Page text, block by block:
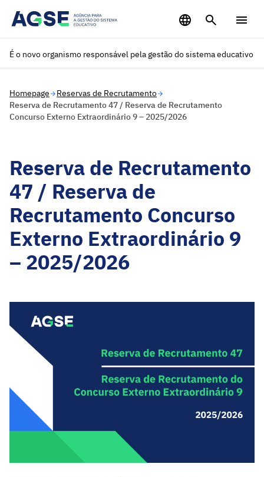
É o novo organismo responsável pela gestão do sistema educativo
Homepage
Reservas de Recrutamento
Reserva de Recrutamento 47 / Reserva de Recrutamento
Concurso Externo Extraordinário 9 – 2025/2026
Reserva de Recrutamento
47 / Reserva de
Recrutamento Concurso
Externo Extraordinário 9
– 2025/2026